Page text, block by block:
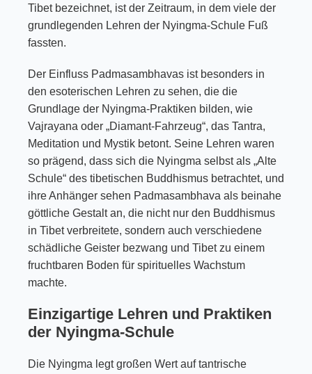
Tibet bezeichnet, ist der Zeitraum, in dem viele der
grundlegenden Lehren der Nyingma-Schule Fuß
fassten.
Der Einfluss Padmasambhavas ist besonders in
den esoterischen Lehren zu sehen, die die
Grundlage der Nyingma-Praktiken bilden, wie
Vajrayana oder „Diamant-Fahrzeug“, das Tantra,
Meditation und Mystik betont. Seine Lehren waren
so prägend, dass sich die Nyingma selbst als „Alte
Schule“ des tibetischen Buddhismus betrachtet, und
ihre Anhänger sehen Padmasambhava als beinahe
göttliche Gestalt an, die nicht nur den Buddhismus
in Tibet verbreitete, sondern auch verschiedene
schädliche Geister bezwang und Tibet zu einem
fruchtbaren Boden für spirituelles Wachstum
machte.
Einzigartige Lehren und Praktiken
der Nyingma-Schule
Die Nyingma legt großen Wert auf tantrische